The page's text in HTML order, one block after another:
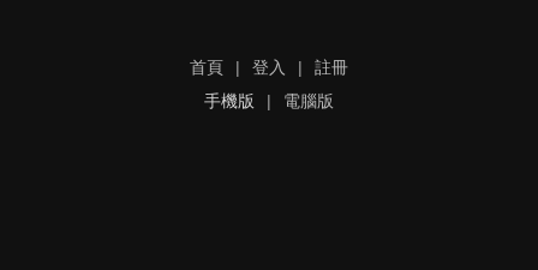
首頁 | 登入 |
註冊
手機版
| 電腦版